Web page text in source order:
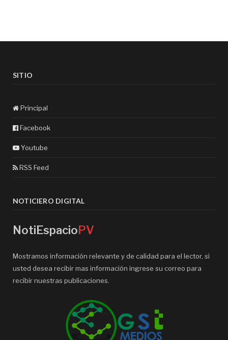
SITIO
Principal
Facebook
Youtube
RSS Feed
NOTICIERO DIGITAL
NotiEspacioPV
Mostramos información relevante y de calidad para el lector, si
usted desea recibir mas información ingrese su correo para
recibir nuestras publicaciones.